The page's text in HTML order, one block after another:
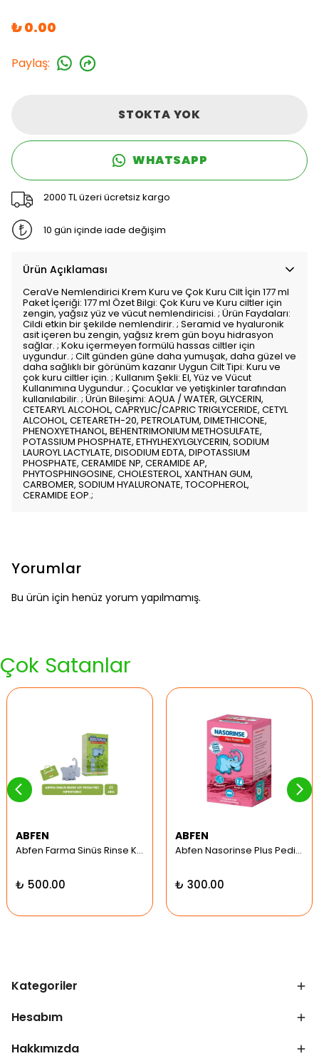
₺ 0.00
Paylaş:
STOKTA YOK
WHATSAPP
2000 TL üzeri ücretsiz kargo
10 gün içinde iade değişim
Ürün Açıklaması
CeraVe Nemlendirici Krem Kuru ve Çok Kuru Cilt İçin 177 ml
Paket İçeriği: 177 ml Özet Bilgi: Çok Kuru ve Kuru ciltler için
zengin, yağsız yüz ve vücut nemlendiricisi. ; Ürün Faydaları:
Cildi etkin bir şekilde nemlendirir. ; Seramid ve hyaluronik
asit içeren bu zengin, yağsız krem gün boyu hidrasyon
sağlar. ; Koku içermeyen formülü hassas ciltler için
uygundur. ; Cilt günden güne daha yumuşak, daha güzel ve
daha sağlıklı bir görünüm kazanır Uygun Cilt Tipi: Kuru ve
çok kuru ciltler için. ; Kullanım Şekli: El, Yüz ve Vücut
Kullanımına Uygundur. ; Çocuklar ve yetişkinler tarafından
kullanılabilir. ; Ürün Bileşimi: AQUA / WATER, GLYCERIN,
CETEARYL ALCOHOL, CAPRYLIC/CAPRIC TRIGLYCERIDE, CETYL
ALCOHOL, CETEARETH-20, PETROLATUM, DIMETHICONE,
PHENOXYETHANOL, BEHENTRIMONIUM METHOSULFATE,
POTASSIUM PHOSPHATE, ETHYLHEXYLGLYCERIN, SODIUM
LAUROYL LACTYLATE, DISODIUM EDTA, DIPOTASSIUM
PHOSPHATE, CERAMIDE NP, CERAMIDE AP,
PHYTOSPHINGOSINE, CHOLESTEROL, XANTHAN GUM,
CARBOMER, SODIUM HYALURONATE, TOCOPHEROL,
CERAMIDE EOP.;
Yorumlar
Bu ürün için henüz yorum yapılmamış.
Çok Satanlar
ABFEN
Abfen Farma Sinüs Rinse Kit Pediatrik Hipertonic
₺ 500.00
ABFEN
Abfen Nasorinse Plus Pediatrik Burun Yıkama Kiti
₺ 300.00
Kategoriler
Hesabım
Hakkımızda